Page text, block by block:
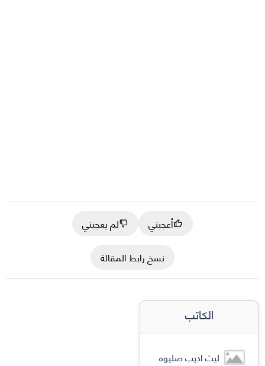
أعجبني
لم يعجبني
نسخ رابط المقالة
الكاتب
ليث اديب صليوه